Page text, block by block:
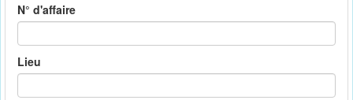
N° d'affaire
Lieu